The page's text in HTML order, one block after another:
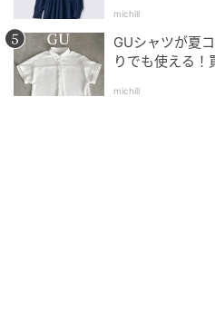
michill
GUシャツが夏
りでも使える
michill